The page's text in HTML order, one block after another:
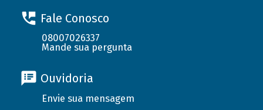
Fale Conosco
08007026337
Mande sua pergunta
Ouvidoria
Envie sua mensagem